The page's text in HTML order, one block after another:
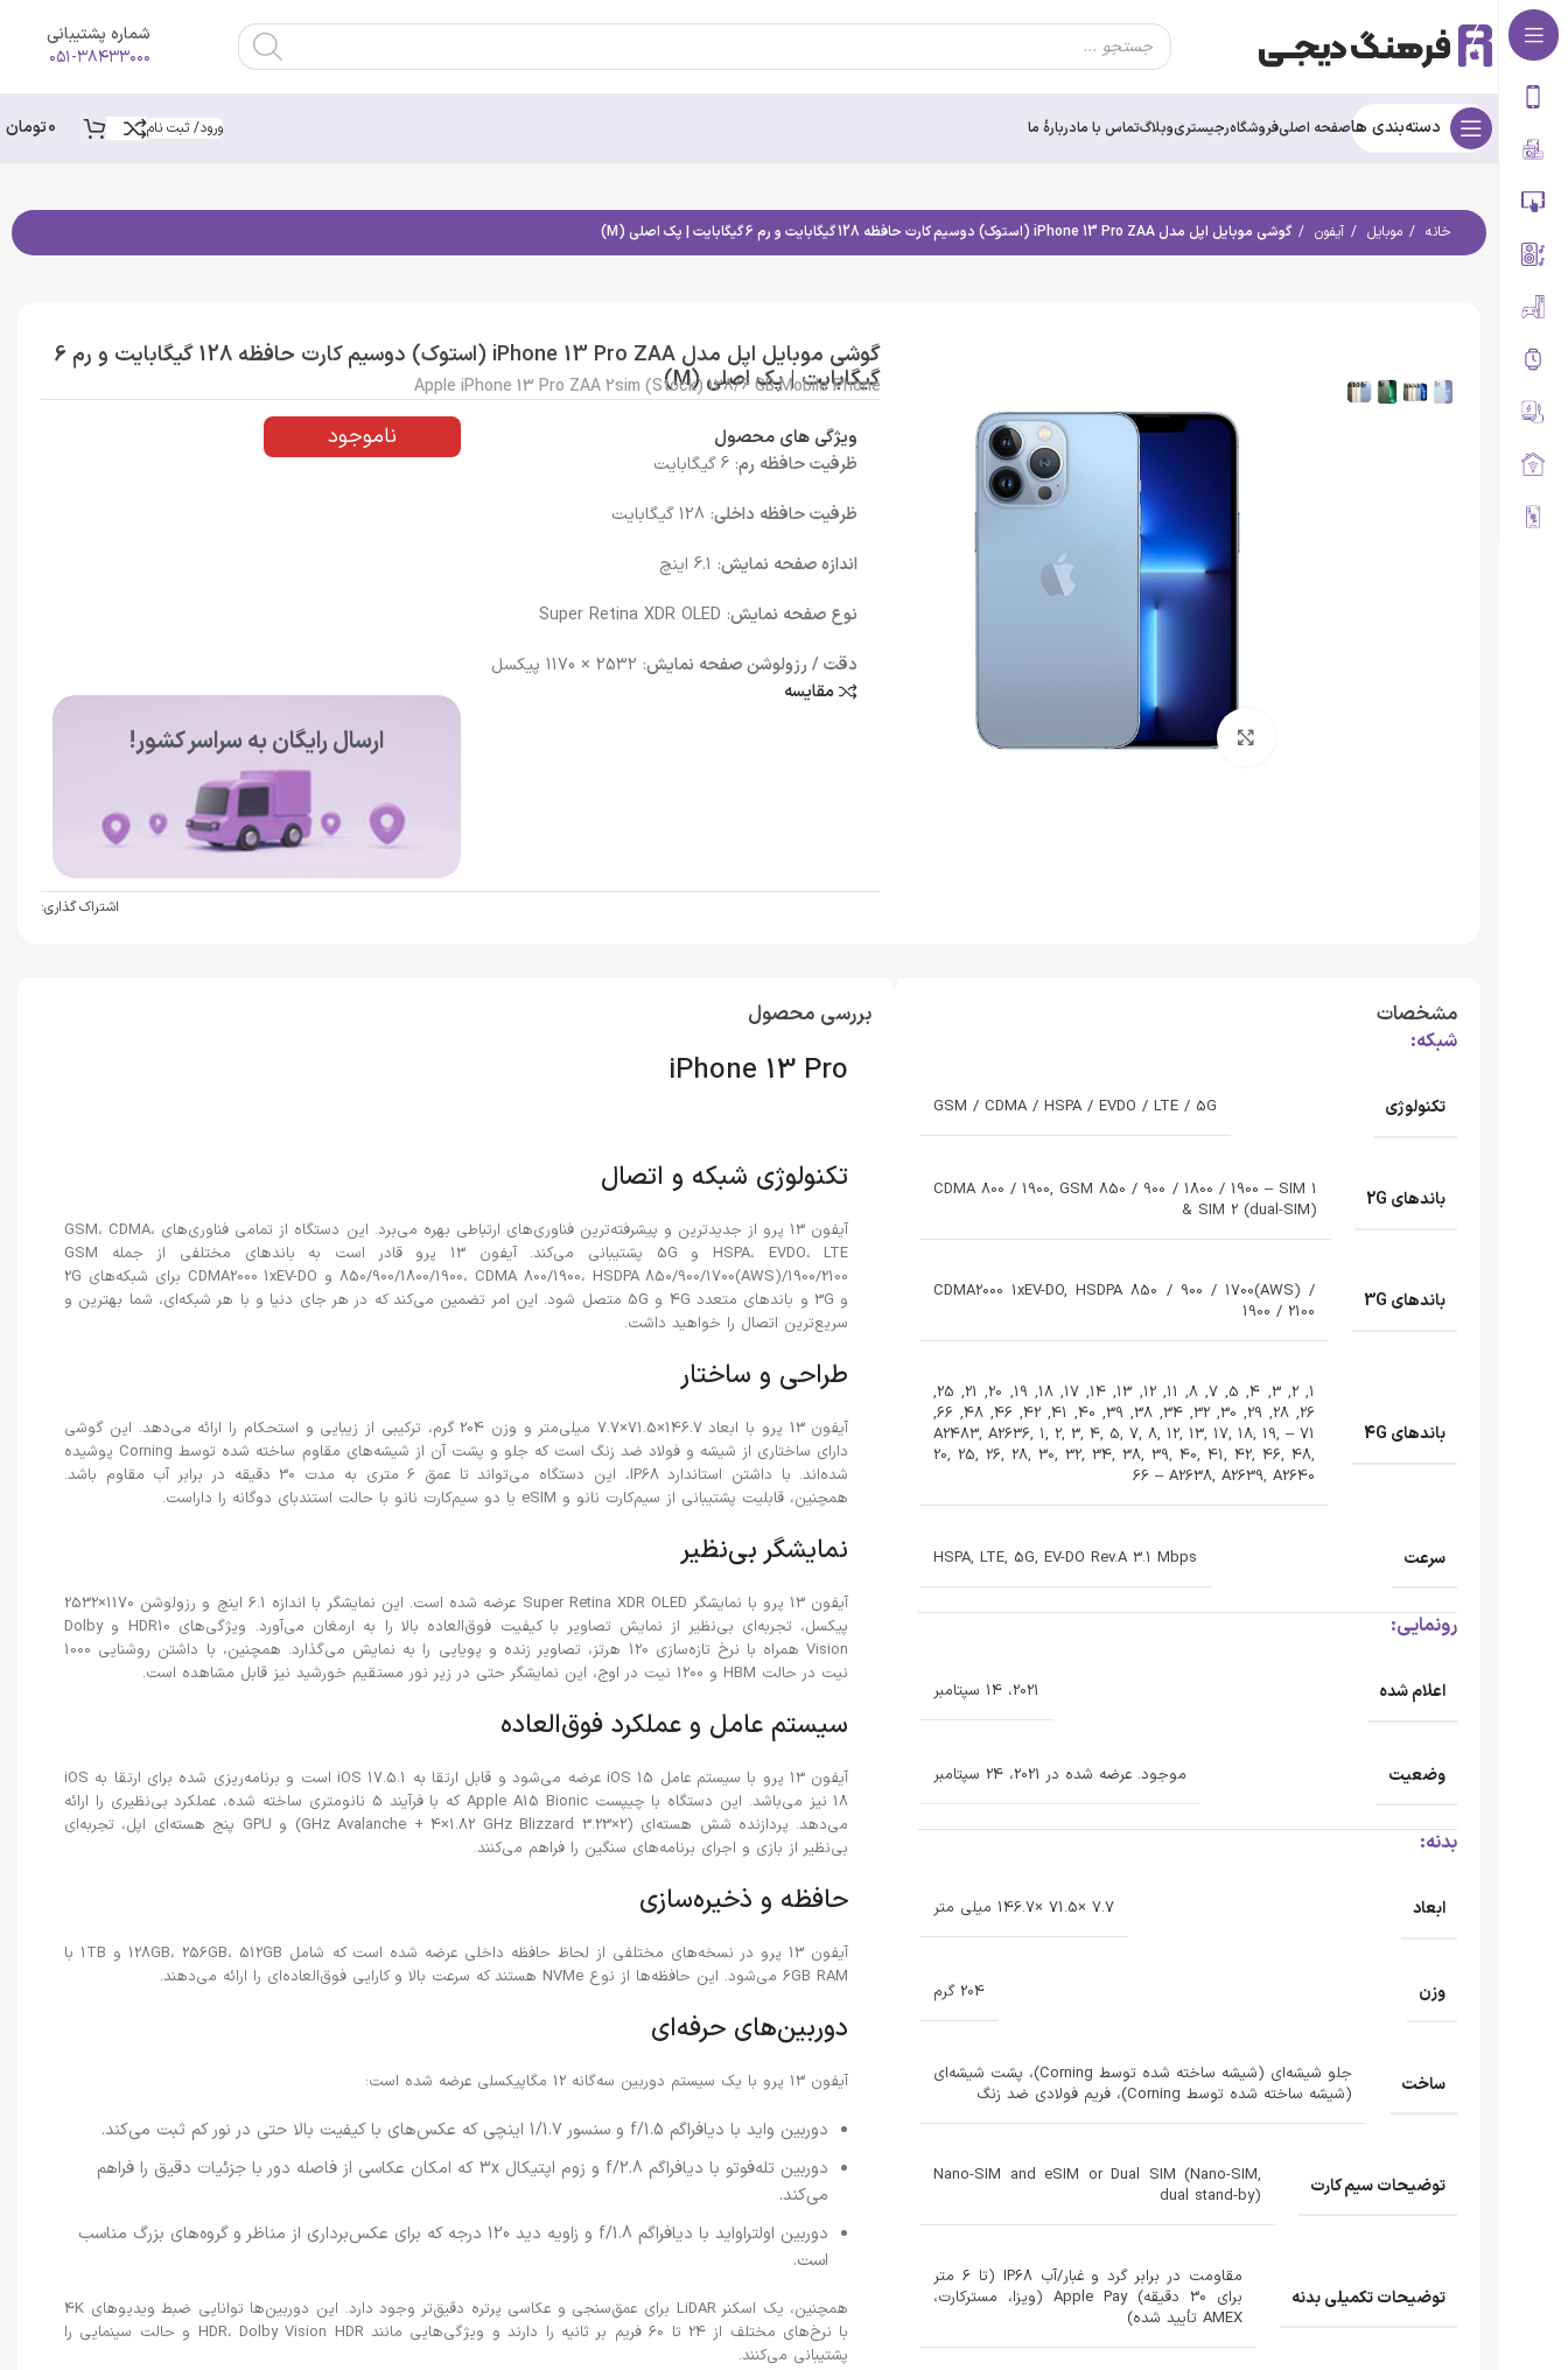
شماره پشتیبانی
۰۵۱-۳۸۴۳۳۰۰۰
دسته‌بندی هاصفحه اصلیفروشگاهرجیستریوبلاگتماس با مادرباره‌ٔ ما ورود/ ثبت نام 0تومان
خانه موبایل آیفون گوشی موبایل اپل مدل iPhone 13 Pro ZAA (استوک) دوسیم کارت حافظه 128 گیگابایت و رم 6 گیگابایت | پک اصلی (M)
برای بزرگنمایی کلیک کنید
گوشی موبایل اپل مدل iPhone 13 Pro ZAA (استوک) دوسیم کارت حافظه 128 گیگابایت و رم 6
گیگابایت | پک اصلی (M)
Apple iPhone 13 Pro ZAA 2sim (Stock) 128/6 GB Mobile Phone
ویژگی های محصول
ظرفیت حافظه رم: 6 گیگابایت
ظرفیت حافظه داخلی: 128 گیگابایت
اندازه صفحه نمایش: 6.1 اینچ
نوع صفحه نمایش: Super Retina XDR OLED
دقت / رزولوشن صفحه نمایش: 2532 × 1170 پیکسل
مقایسه
ناموجود
ارسال رایگان به سراسر کشور!
اشتراک گذاری:
مشخصات
شبکه:
تکنولوژی GSM / CDMA / HSPA / EVDO / LTE / 5G
باندهای 2G
CDMA 800 / 1900, GSM 850 / 900 / 1800 / 1900 – SIM 1
& SIM 2 (dual-SIM)
باندهای 3G
CDMA2000 1xEV-DO, HSDPA 850 / 900 / 1700(AWS) /
1900 / 2100
باندهای 4G
1, 2, 3, 4, 5, 7, 8, 11, 12, 13, 14, 17, 18, 19, 20, 21, 25,
26, 28, 29, 30, 32, 34, 38, 39, 40, 41, 42, 46, 48, 66,
71 – A2483, A2636, 1, 2, 3, 4, 5, 7, 8, 12, 13, 17, 18, 19,
20, 25, 26, 28, 30, 32, 34, 38, 39, 40, 41, 42, 46, 48,
66 – A2638, A2639, A2640
سرعت HSPA, LTE, 5G, EV-DO Rev.A 3.1 Mbps
رونمایی:
اعلام شده 2021، 14 سپتامبر
وضعیت موجود. عرضه شده در 2021، 24 سپتامبر
بدنه:
ابعاد 7.7 ×71.5 ×146.7 میلی متر
وزن 204 گرم
ساخت
جلو شیشه‌ای (شیشه ساخته شده توسط Corning)، پشت شیشه‌ای
(شیشه ساخته شده توسط Corning)، فریم فولادی ضد زنگ
توضیحات سیم کارت
Nano-SIM and eSIM or Dual SIM (Nano-SIM,
dual stand-by)
توضیحات تکمیلی بدنه
مقاومت در برابر گرد و غبار/آب IP68 (تا 6 متر
برای 30 دقیقه) Apple Pay (ویزا، مسترکارت،
AMEX تأیید شده)
بررسی محصول
iPhone 13 Pro
تکنولوژی شبکه و اتصال
آیفون 13 پرو از جدیدترین و پیشرفته‌ترین فناوری‌های ارتباطی بهره می‌برد. این دستگاه از تمامی فناوری‌های GSM، CDMA،
HSPA، EVDO، LTE و 5G پشتیبانی می‌کند. آیفون 13 پرو قادر است به باندهای مختلفی از جمله GSM
850/900/1800/1900، CDMA 800/1900، HSDPA 850/900/1700(AWS)/1900/2100 و CDMA2000 1xEV-DO برای شبکه‌های 2G
و 3G و باندهای متعدد 4G و 5G متصل شود. این امر تضمین می‌کند که در هر جای دنیا و با هر شبکه‌ای، شما بهترین و
سریع‌ترین اتصال را خواهید داشت.
طراحی و ساختار
آیفون 13 پرو با ابعاد 146.7×71.5×7.7 میلی‌متر و وزن 204 گرم، ترکیبی از زیبایی و استحکام را ارائه می‌دهد. این گوشی
دارای ساختاری از شیشه و فولاد ضد زنگ است که جلو و پشت آن از شیشه‌های مقاوم ساخته شده توسط Corning پوشیده
شده‌اند. با داشتن استاندارد IP68، این دستگاه می‌تواند تا عمق 6 متری به مدت 30 دقیقه در برابر آب مقاوم باشد.
همچنین، قابلیت پشتیبانی از سیم‌کارت نانو و eSIM یا دو سیم‌کارت نانو با حالت استندبای دوگانه را داراست.
نمایشگر بی‌نظیر
آیفون 13 پرو با نمایشگر Super Retina XDR OLED عرضه شده است. این نمایشگر با اندازه 6.1 اینچ و رزولوشن 1170×2532
پیکسل، تجربه‌ای بی‌نظیر از نمایش تصاویر با کیفیت فوق‌العاده بالا را به ارمغان می‌آورد. ویژگی‌های HDR10 و Dolby
Vision همراه با نرخ تازه‌سازی 120 هرتز، تصاویر زنده و پویایی را به نمایش می‌گذارد. همچنین، با داشتن روشنایی 1000
نیت در حالت HBM و 1200 نیت در اوج، این نمایشگر حتی در زیر نور مستقیم خورشید نیز قابل مشاهده است.
سیستم عامل و عملکرد فوق‌العاده
آیفون 13 پرو با سیستم عامل iOS 15 عرضه می‌شود و قابل ارتقا به iOS 17.5.1 است و برنامه‌ریزی شده برای ارتقا به iOS
18 نیز می‌باشد. این دستگاه با چیپست Apple A15 Bionic که با فرآیند 5 نانومتری ساخته شده، عملکرد بی‌نظیری را ارائه
می‌دهد. پردازنده شش هسته‌ای (2×3.23 GHz Avalanche + 4×1.82 GHz Blizzard) و GPU پنج هسته‌ای اپل، تجربه‌ای
بی‌نظیر از بازی و اجرای برنامه‌های سنگین را فراهم می‌کنند.
حافظه و ذخیره‌سازی
آیفون 13 پرو در نسخه‌های مختلفی از لحاظ حافظه داخلی عرضه شده است که شامل 128GB، 256GB، 512GB و 1TB با
6GB RAM می‌شود. این حافظه‌ها از نوع NVMe هستند که سرعت بالا و کارایی فوق‌العاده‌ای را ارائه می‌دهند.
دوربین‌های حرفه‌ای
آیفون 13 پرو با یک سیستم دوربین سه‌گانه 12 مگاپیکسلی عرضه شده است:
دوربین واید با دیافراگم f/1.5 و سنسور 1/1.7 اینچی که عکس‌های با کیفیت بالا حتی در نور کم ثبت می‌کند.
دوربین تله‌فوتو با دیافراگم f/2.8 و زوم اپتیکال 3x که امکان عکاسی از فاصله دور با جزئیات دقیق را فراهم
می‌کند.
دوربین اولتراواید با دیافراگم f/1.8 و زاویه دید 120 درجه که برای عکس‌برداری از مناظر و گروه‌های بزرگ مناسب
است.
همچنین، یک اسکنر LiDAR برای عمق‌سنجی و عکاسی پرتره دقیق‌تر وجود دارد. این دوربین‌ها توانایی ضبط ویدیوهای 4K
با نرخ‌های مختلف از 24 تا 60 فریم بر ثانیه را دارند و ویژگی‌هایی مانند HDR، Dolby Vision HDR و حالت سینمایی را
پشتیبانی می‌کنند.